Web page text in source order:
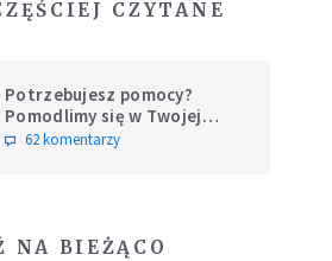
CZYTANE
Potrzebujesz pomocy?
Pomodlimy się w Twojej
intencji
62 komentarzy
NA BIEŻĄCO